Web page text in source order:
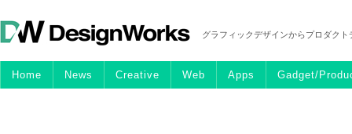
グラフィックデザインからプロダク
Home News Creative Web Apps Gadget/